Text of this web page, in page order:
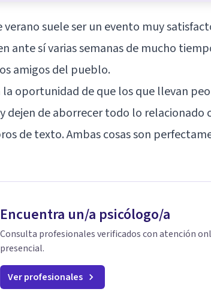
verano suele ser un evento muy
ante sí varias semanas de mucho
amigos del pueblo.
oportunidad de que los que llevan
dejen de aborrecer todo lo relacionado
de texto. Ambas cosas son
Encuentra un/a psicólogo/a
Consulta profesionales verificados con atención
presencial.
Ver profesionales